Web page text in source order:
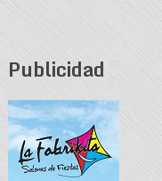
Publicidad